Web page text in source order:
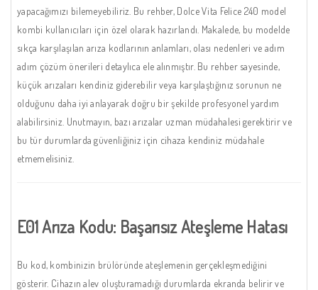
yapacağımızı bilemeyebiliriz. Bu rehber, Dolce Vita Felice 240 model
kombi kullanıcıları için özel olarak hazırlandı. Makalede, bu modelde
sıkça karşılaşılan arıza kodlarının anlamları, olası nedenleri ve adım
adım çözüm önerileri detaylıca ele alınmıştır. Bu rehber sayesinde,
küçük arızaları kendiniz giderebilir veya karşılaştığınız sorunun ne
olduğunu daha iyi anlayarak doğru bir şekilde profesyonel yardım
alabilirsiniz. Unutmayın, bazı arızalar uzman müdahalesi gerektirir ve
bu tür durumlarda güvenliğiniz için cihaza kendiniz müdahale
etmemelisiniz.
E01 Arıza Kodu: Başarısız Ateşleme Hatası
Bu kod, kombinizin brülöründe ateşlemenin gerçekleşmediğini
gösterir. Cihazın alev oluşturamadığı durumlarda ekranda belirir ve